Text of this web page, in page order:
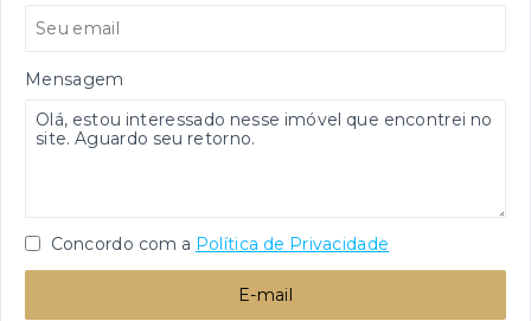
Mensagem
Concordo com a Política de Privacidade
E-mail